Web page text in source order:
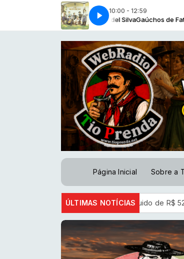
10:00 - 12:59
Gaúchos de Fato com Jardel SilvaGaúchos de Fato
O primeiro e o ultimo mate [Os Monarcas]O primeiro e o
Página Inicial Sobre a
ÚLTIMAS NOTÍCIAS
Petrobras tem lucro líquido de R$ 52,4 bi